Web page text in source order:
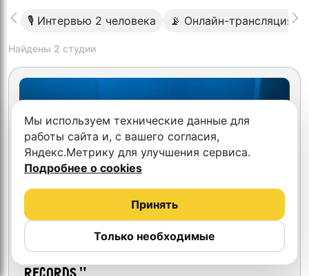
🎙 Интервью 2 человека 📡 Онлайн-трансляция
Найдены 2 студии
Студия-звукозаписи "BETON
Мы используем технические данные для
работы сайта и, с вашего согласия,
Яндекс.Метрику для улучшения сервиса.
Подробнее о cookies
Только необходимые
Принять